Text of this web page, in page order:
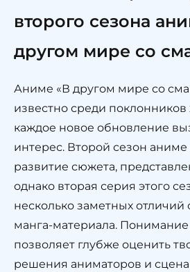
второго сезона
другом мире со
Аниме «В другом мире со
известно среди
каждое новое обновление
интерес. Второй сезон
развитие сюжета,
однако вторая серия этого
несколько заметных отличий
манга-материала. Понимание
позволяет глубже оценить
решения аниматоров и